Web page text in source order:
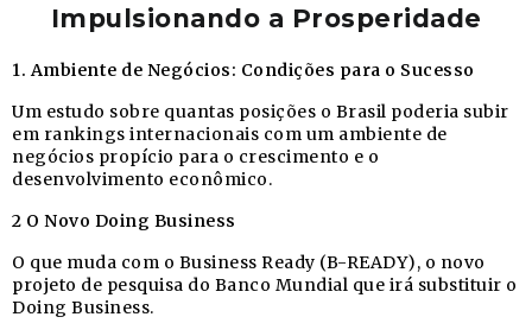
Impulsionando a Prosperidade
1. Ambiente de Negócios: Condições para o Sucesso
Um estudo sobre quantas posições o Brasil poderia subir
em rankings internacionais com um ambiente de
negócios propício para o crescimento e o
desenvolvimento econômico.
2 O Novo Doing Business
O que muda com o Business Ready (B-READY), o novo
projeto de pesquisa do Banco Mundial que irá substituir o
Doing Business.